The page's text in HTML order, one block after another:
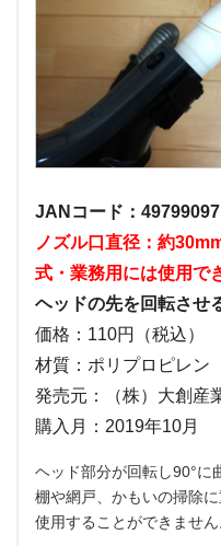
JANコード：
ノズル口直径：約
式・業務用には使用で
ヘッドの先を回転させ
価格：110円（税込）
材質：ポリプロピレン
発売元：（株）大創産
購入月：2019年10月
ヘッド部分が回転し90°に
棚や網戸、かもいの掃除
使用することができません